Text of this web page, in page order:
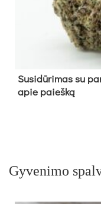
Su­si­dū­ri­mas su
apie paieš­ką
Gyvenimo